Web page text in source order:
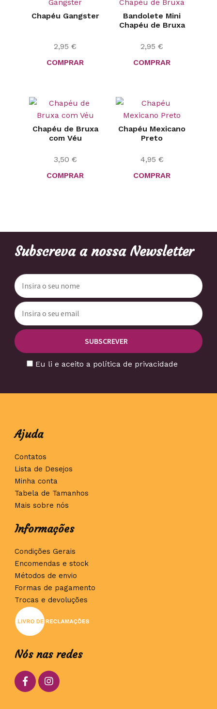
Chapéu Gangster
2,95 €
COMPRAR
Bandolete Mini
Chapéu de Bruxa
2,95 €
COMPRAR
Chapéu de Bruxa
com Véu
3,50 €
COMPRAR
Chapéu Mexicano
Preto
4,95 €
COMPRAR
Subscreva a nossa Newsletter
Eu li e aceito a política de privacidade
Ajuda
Contatos
Lista de Desejos
Minha conta
Tabela de Tamanhos
Mais sobre nós
Informações
Condições Gerais
Encomendas e stock
Métodos de envio
Formas de pagamento
Trocas e devoluções
Nós nas redes